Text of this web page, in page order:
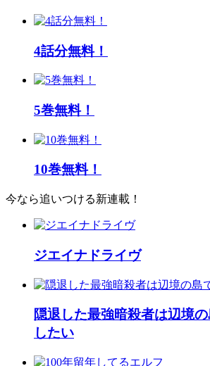
4話分無料！
5巻無料！
10巻無料！
今なら追いつける新連載！
ジエイナドライヴ
隠退した最強暗殺者は辺境
したい